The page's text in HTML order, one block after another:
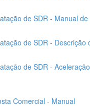
de SDR - Manual
de SDR - Descrição
de SDR -
Comercial - Manual